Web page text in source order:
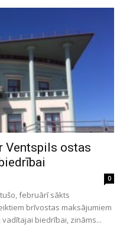
Ventspils ostas
0
februārī sākts
brīvostas maksājumiem
biedrībai, zināms...